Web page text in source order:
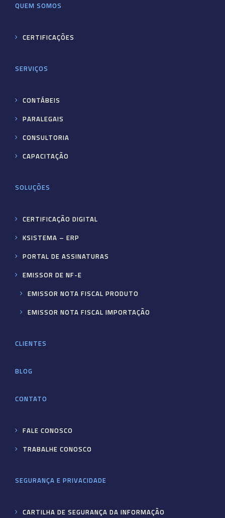
QUEM SOMOS
CERTIFICAÇÕES
SERVIÇOS
CONTÁBEIS
PARALEGAIS
CONSULTORIA
CAPACITAÇÃO
SOLUÇÕES
CERTIFICAÇÃO DIGITAL
KSISTEMA – ERP
PORTAL DE ASSINATURAS
EMISSOR DE NF-E
EMISSOR NOTA FISCAL PRODUTO
EMISSOR NOTA FISCAL IMPORTAÇÃO
CLIENTES
BLOG
CONTATO
FALE CONOSCO
TRABALHE CONOSCO
SEGURANÇA E PRIVACIDADE
CARTILHA DE SEGURANÇA DA INFORMAÇÃO